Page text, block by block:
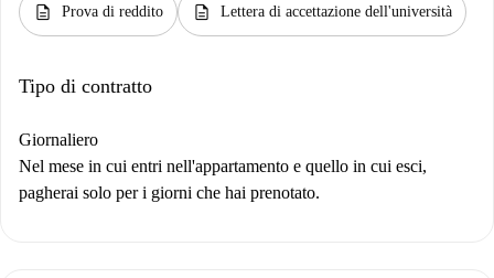
description Prova di reddito description Lettera di accettazione dell'università
Tipo di contratto
Giornaliero
Nel mese in cui entri nell'appartamento e quello in cui esci,
pagherai solo per i giorni che hai prenotato.